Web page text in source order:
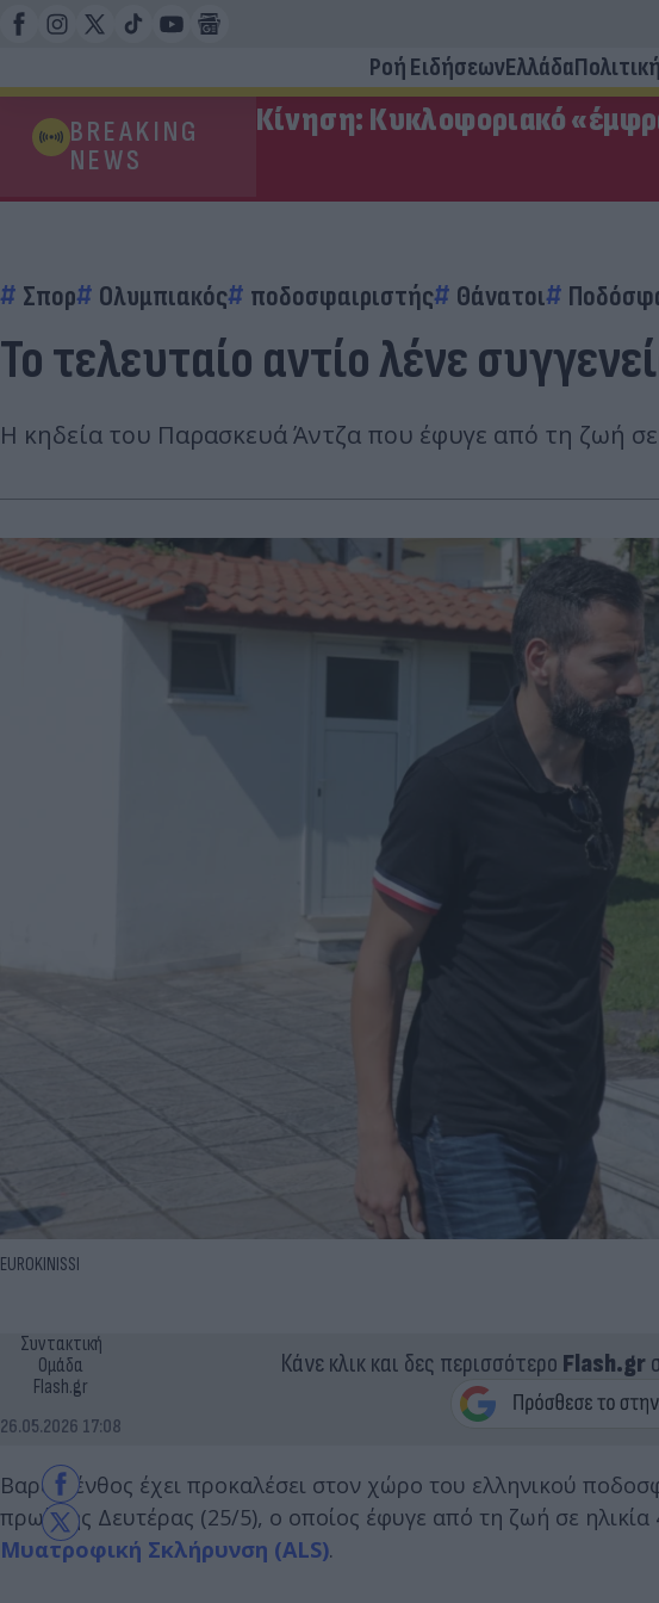
Ροή ΕιδήσεωνΕλλάδαΠολιτική
BREAKING
NEWS
Κίνηση: Κυκλοφοριακό
Σπορ Ολυμπιακός ποδοσφαιριστής Θάνατοι
Το τελευταίο αντίο λένε
Η κηδεία του Παρασκευά Άντζα που έφυγε από τη ζωή
EUROKINISSI
Συντακτική
Ομάδα
Flash.gr
26.05.2026 17:08
Κάνε κλικ και δες περισσότερο Flash.gr
Βαρύ πένθος έχει προκαλέσει στον χώρο του ελληνικού
πρωί της Δευτέρας (25/5), ο οποίος έφυγε από τη ζωή σε
Μυατροφική Σκλήρυνση (ALS).